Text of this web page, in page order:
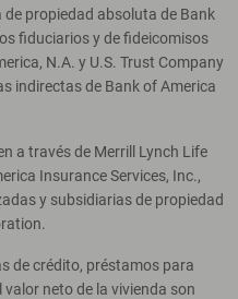
de propiedad absoluta de Bank
fiduciarios y de fideicomisos
N.A. y U.S. Trust Company
indirectas de Bank of America
a través de Merrill Lynch Life
Insurance Services, Inc.,
y subsidiarias de propiedad
de crédito, préstamos para
neto de la vivienda son